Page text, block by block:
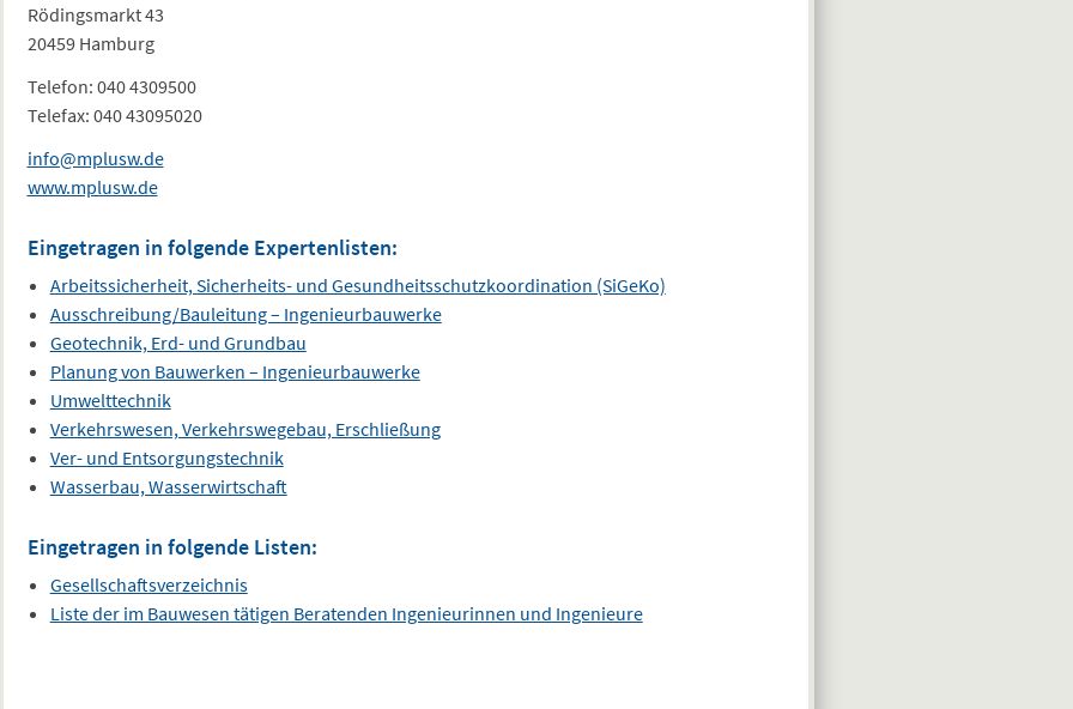
Rödingsmarkt 43
20459 Hamburg
Telefon: 040 4309500
Telefax: 040 43095020
info@mplusw.de
www.mplusw.de
Eingetragen in folgende Expertenlisten:
Arbeitssicherheit, Sicherheits- und Gesundheitsschutzkoordination (SiGeKo)
Ausschreibung/Bauleitung – Ingenieurbauwerke
Geotechnik, Erd- und Grundbau
Planung von Bauwerken – Ingenieurbauwerke
Umwelttechnik
Verkehrswesen, Verkehrswegebau, Erschließung
Ver- und Entsorgungstechnik
Wasserbau, Wasserwirtschaft
Eingetragen in folgende Listen:
Gesellschaftsverzeichnis
Liste der im Bauwesen tätigen Beratenden Ingenieurinnen und Ingenieure